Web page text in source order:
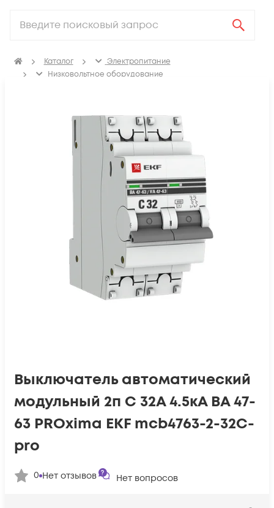
Каталог
Электропитание
Низковольтное оборудование
Выключатель автоматический
модульный 2п C 32А 4.5кА ВА 47-
63 PROxima EKF mcb4763-2-32C-
pro
0 Нет отзывов Нет вопросов